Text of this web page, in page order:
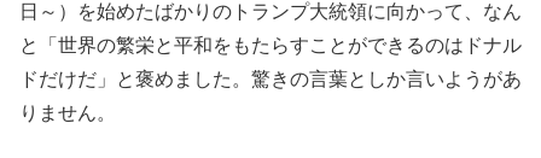
日～）を始めたばかりのトランプ大統領に向かって、なん
と「世界の繁栄と平和をもたらすことができるのはドナル
ドだけだ」と褒めました。驚きの言葉としか言いようがあ
りません。